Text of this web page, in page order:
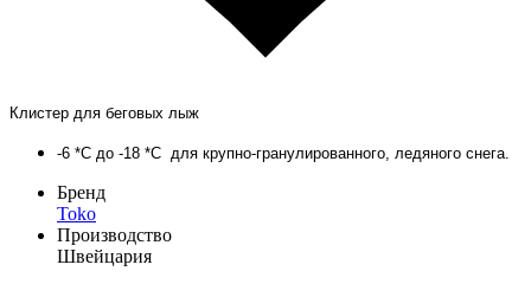
Клистер для беговых лыж
-6 *С до -18 *С для крупно-гранулированного, ледяного снега.
Бренд
Toko
Производство
Швейцария